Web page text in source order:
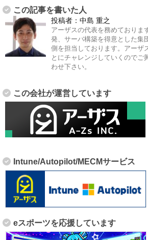
この記事を書いた人
投稿者： 中島 重之
アーザスの代表を務めておりま
発、サーバ構築を得意とした集
側を担当しております。アーザ
とにチャレンジしていくのでご
わせ下さい。
この会社が運営しています
Intune/Autopilot/MECMサービス
eスポーツを応援しています